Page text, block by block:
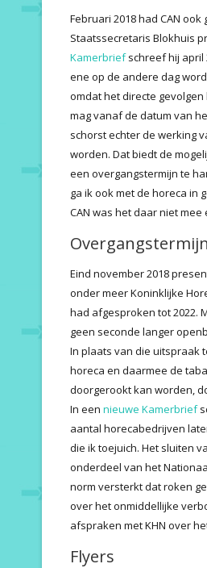
Februari 2018 had CAN
Staatssecretaris Blokhuis
Kamerbriefschreef hij april
ene op de andere dag
omdat het directe
mag vanaf de datum van
schorst echter de werking
worden. Dat biedt de
een overgangstermijn te
ga ik ook met de horeca in
CAN was het daar niet
Overgangstermijn
Eind november 2018
onder meer Koninklijke
had afgesproken tot 2022.
geen seconde langer
In plaats van die uitspraak
horeca en daarmee de
doorgerookt kan worden,
In een nieuwe Kamerbrief
aantal horecabedrijven
die ik toejuich. Het sluiten
onderdeel van het
norm versterkt dat roken
over het onmiddellijke
afspraken met KHN over
Flyers